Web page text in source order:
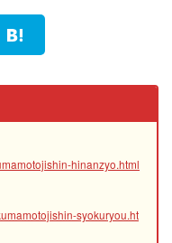
hinanzyo.html
syokuryou.ht